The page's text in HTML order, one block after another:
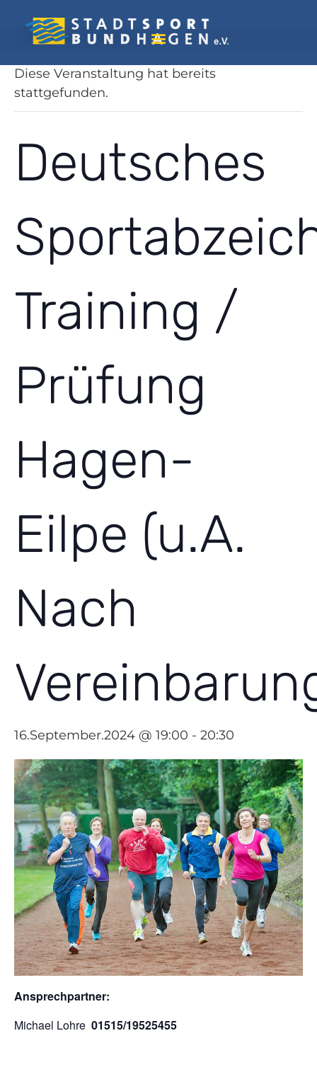
« Alle Veranstaltungen
Diese Veranstaltung hat bereits
stattgefunden.
Deutsches
Training /
Prüfung
Hagen-
Eilpe (u.A.
Nach
16.September.2024 @ 19:00 - 20:30
Ansprechpartner:
Michael Lohre 01515/19525455